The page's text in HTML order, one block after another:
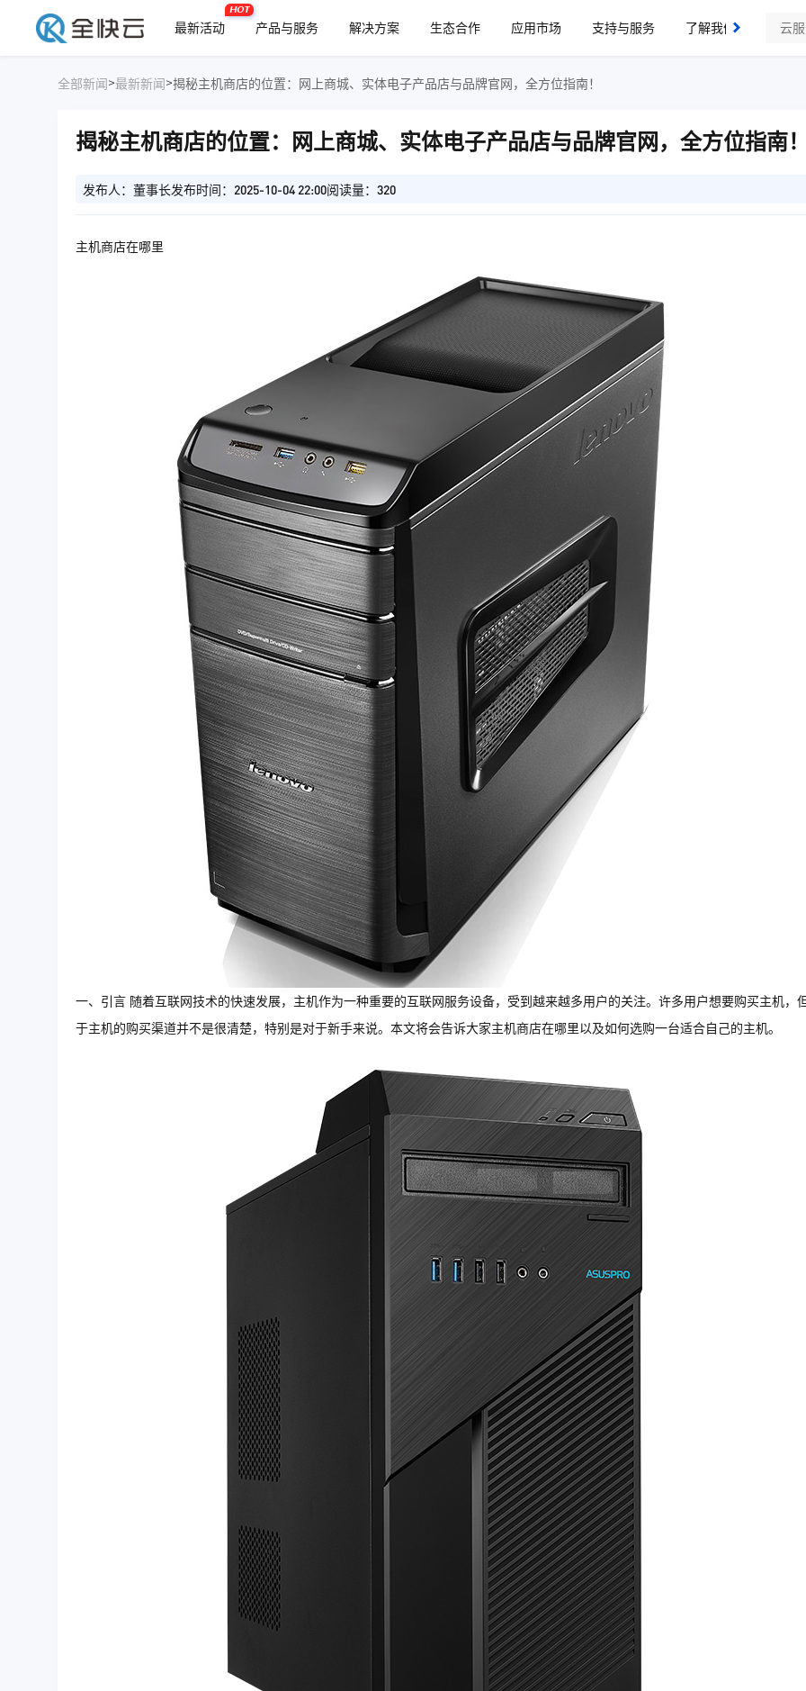
最新活动
HOT
产品与服务 解决方案 生态合作 应用市场 支持与服务 了解我们
全部新闻>最新新闻>揭秘主机商店的位置：网上商城、实体电子产品店与品牌官网，全方位指南！
揭秘主机商店的位置：网上商城、实体电子产品店与品牌官网，全方位指南
发布人：董事长发布时间：2025-10-04 22:00阅读量：320
主机商店在哪里
一、引言 随着互联网技术的快速发展，主机作为一种重要的互联网服务设备，受到越来越多用户的关注。许多用户想要购买主机，
于主机的购买渠道并不是很清楚，特别是对于新手来说。本文将会告诉大家主机商店在哪里以及如何选购一台适合自己的主机。